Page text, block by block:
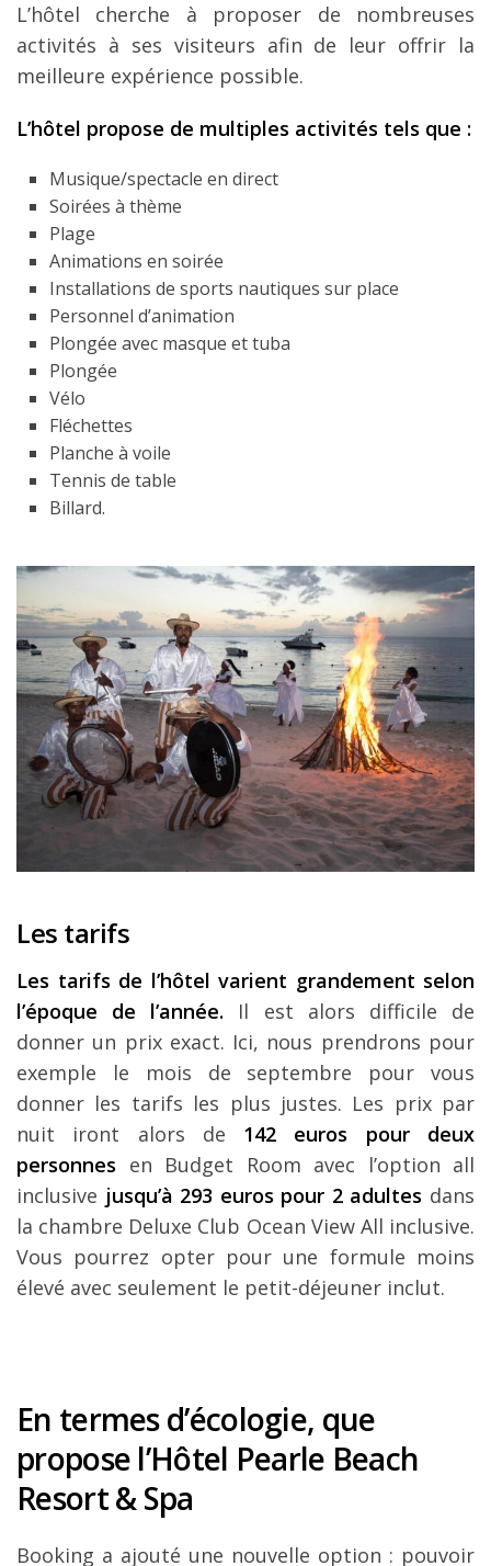
L’hôtel cherche à proposer de nombreuses
activités à ses visiteurs afin de leur offrir la
meilleure expérience possible.
L’hôtel propose de multiples activités tels que :
Musique/spectacle en direct
Soirées à thème
Plage
Animations en soirée
Installations de sports nautiques sur place
Personnel d’animation
Plongée avec masque et tuba
Plongée
Vélo
Fléchettes
Planche à voile
Tennis de table
Billard.
Les tarifs
Les tarifs de l’hôtel varient grandement selon
l’époque de l’année. Il est alors difficile de
donner un prix exact. Ici, nous prendrons pour
exemple le mois de septembre pour vous
donner les tarifs les plus justes. Les prix par
nuit iront alors de 142 euros pour deux
personnes en Budget Room avec l’option all
inclusive jusqu’à 293 euros pour 2 adultes dans
la chambre Deluxe Club Ocean View All inclusive.
Vous pourrez opter pour une formule moins
élevé avec seulement le petit-déjeuner inclut.
En termes d’écologie, que
propose l’Hôtel Pearle Beach
Resort & Spa
Booking a ajouté une nouvelle option : pouvoir